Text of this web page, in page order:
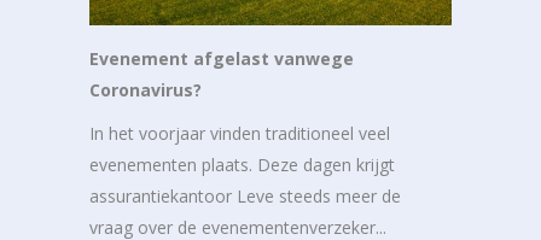
Evenement afgelast vanwege
Coronavirus?
In het voorjaar vinden traditioneel veel
evenementen plaats. Deze dagen krijgt
assurantiekantoor Leve steeds meer de
vraag over de evenementenverzeker...